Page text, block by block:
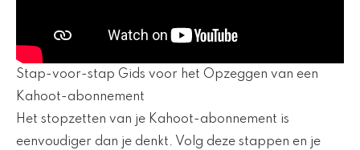
Stap-voor-stap Gids voor het Opzeggen van een
Kahoot-abonnement
Het stopzetten van je Kahoot-abonnement is
eenvoudiger dan je denkt. Volg deze stappen en je